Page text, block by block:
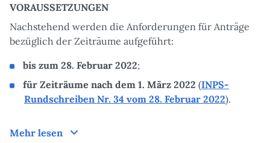
VORAUSSETZUNGEN
Nachstehend werden die Anforderungen für Anträge
bezüglich der Zeiträume aufgeführt:
bis zum 28. Februar 2022;
für Zeiträume nach dem 1. März 2022 (INPS-
Rundschreiben Nr. 34 vom 28. Februar 2022).
Mehr lesen Antrag